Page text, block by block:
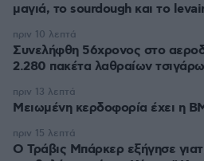
μαγιά, το sourdough και το
Συνελήφθη 56χρονος στο
2.280 πακέτα λαθραίων
πριν 10 λεπτά
Μειωμένη κερδοφορία έχει η
πριν 13 λεπτά
O Τράβις Μπάρκερ εξήγησε
πριν 15 λεπτά